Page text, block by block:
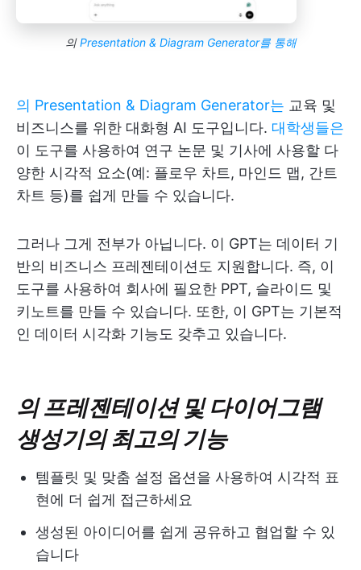
의Presentation & Diagram Generator를 통해
의 Presentation & Diagram Generator는 교육 및
비즈니스를 위한 대화형 AI 도구입니다. 대학생들은
이 도구를 사용하여 연구 논문 및 기사에 사용할 다
양한 시각적 요소(예: 플로우 차트, 마인드 맵, 간트
차트 등)를 쉽게 만들 수 있습니다.
그러나 그게 전부가 아닙니다. 이 GPT는 데이터 기
반의 비즈니스 프레젠테이션도 지원합니다. 즉, 이
도구를 사용하여 회사에 필요한 PPT, 슬라이드 및
키노트를 만들 수 있습니다. 또한, 이 GPT는 기본적
인 데이터 시각화 기능도 갖추고 있습니다.
의 프레젠테이션 및 다이어그램
생성기의 최고의 기능
템플릿 및 맞춤 설정 옵션을 사용하여 시각적 표
현에 더 쉽게 접근하세요
생성된 아이디어를 쉽게 공유하고 협업할 수 있
습니다